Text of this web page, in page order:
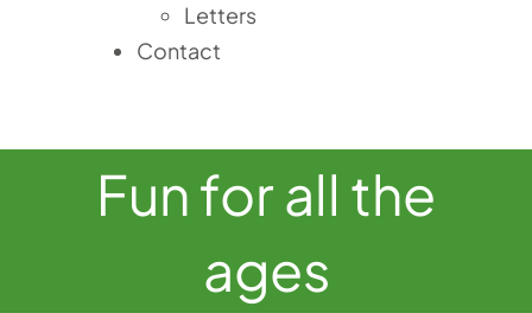
Letters
Contact
Fun for all the
ages